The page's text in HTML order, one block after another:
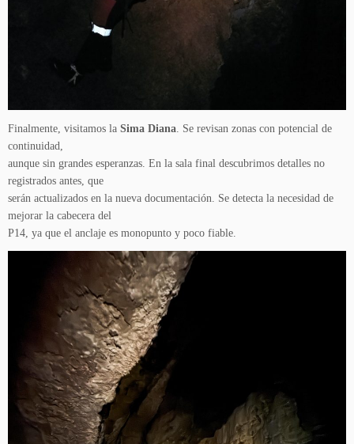
Finalmente, visitamos la Sima Diana. Se revisan zonas con potencial de
continuidad,
aunque sin grandes esperanzas. En la sala final descubrimos detalles no
registrados antes, que
serán actualizados en la nueva documentación. Se detecta la necesidad de
mejorar la cabecera del
P14, ya que el anclaje es monopunto y poco fiable.